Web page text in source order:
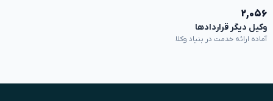
۲,۰۵۶
وکیل دیگر قراردادها
آماده ارائه خدمت در بنیاد وکلا